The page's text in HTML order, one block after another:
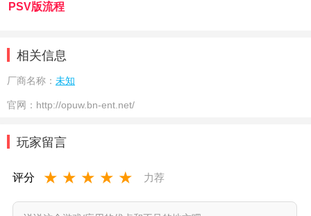
PSV版流程
相关信息
厂商名称： 未知
官网： http://opuw.bn-ent.net/
玩家留言
评分 ★ ★ ★ ★ ★ 力荐